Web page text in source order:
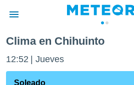
de
ha sido
Clima en Chihuinto
12:52 Jueves
Soleado